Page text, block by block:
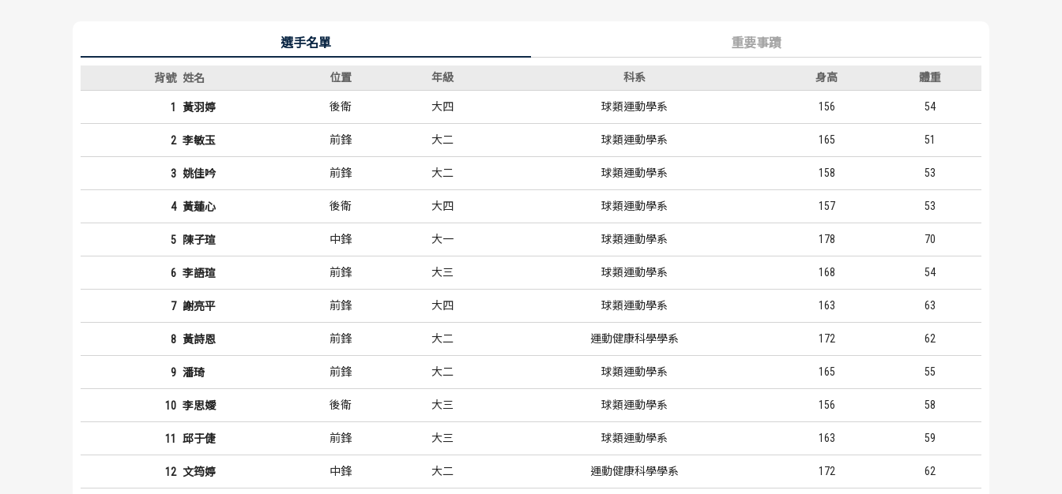
選手名單 重要事蹟
背號 姓名 位置 年級 科系 身高 體重
1 黃羽婷 後衛 大四 球類運動學系 156 54
2 李敏玉 前鋒 大二 球類運動學系 165 51
3 姚佳吟 前鋒 大二 球類運動學系 158 53
4 黃蓮心 後衛 大四 球類運動學系 157 53
5 陳子瑄 中鋒 大一 球類運動學系 178 70
6 李語瑄 前鋒 大三 球類運動學系 168 54
7 謝亮平 前鋒 大四 球類運動學系 163 63
8 黃詩恩 前鋒 大二 運動健康科學學系 172 62
9 潘琦 前鋒 大二 球類運動學系 165 55
10 李思嬡 後衛 大三 球類運動學系 156 58
11 邱于倢 前鋒 大三 球類運動學系 163 59
12 文筠婷 中鋒 大二 運動健康科學學系 172 62